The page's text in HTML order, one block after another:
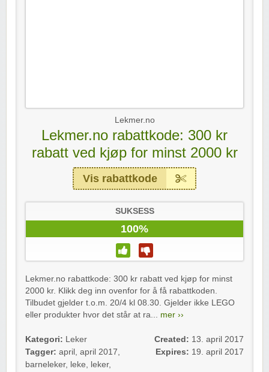
Lekmer.no
Lekmer.no rabattkode: 300 kr
rabatt ved kjøp for minst 2000 kr
Vis rabattkode
SUKSESS
100%
Lekmer.no rabattkode: 300 kr rabatt ved kjøp for minst
2000 kr. Klikk deg inn ovenfor for å få rabattkoden.
Tilbudet gjelder t.o.m. 20/4 kl 08.30. Gjelder ikke LEGO
eller produkter hvor det står at ra... mer ››
Kategori: Leker
Tagger: april , april 2017,
barneleker, leke, leker,
Created: 13. april 2017
Expires: 19. april 2017